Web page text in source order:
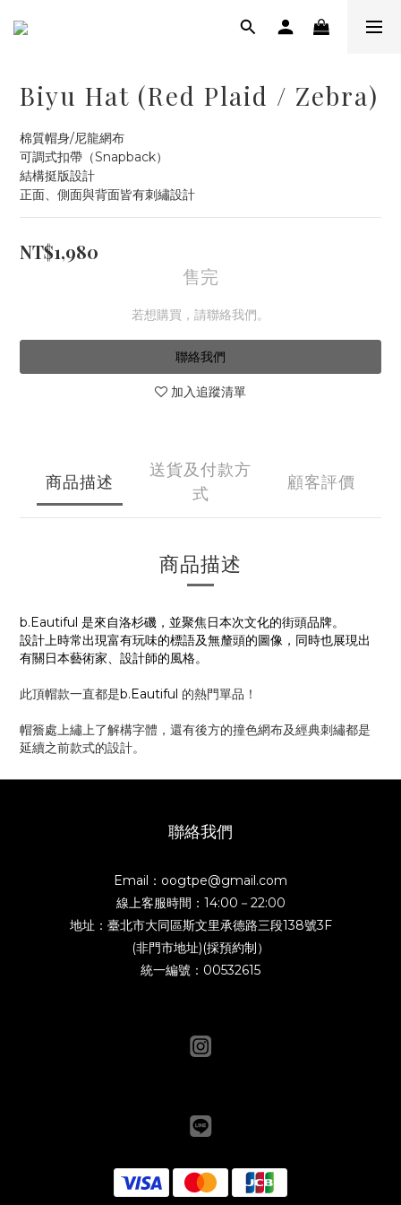
Biyu Hat (Red Plaid / Zebra)
棉質帽身/尼龍網布
可調式扣帶（Snapback）
結構挺版設計
正面、側面與背面皆有刺繡設計
NT$1,980
售完
若想購買，請聯絡我們。
聯絡我們
加入追蹤清單
商品描述
送貨及付款方
式
顧客評價
商品描述
b.Eautiful 是來自洛杉磯，並聚焦日本次文化的街頭品牌。
設計上時常出現富有玩味的標語及無釐頭的圖像，同時也展現出
有關日本藝術家、設計師的風格。
此頂帽款一直都是b.Eautiful 的熱門單品！
帽簷處上繡上了解構字體，還有後方的撞色網布及經典刺繡都是
延續之前款式的設計。
聯絡我們
Email：oogtpe@gmail.com
線上客服時間：14:00－22:00
地址：臺北市大同區斯文里承德路三段138號3F
(非門市地址)(採預約制）
統一編號：00532615